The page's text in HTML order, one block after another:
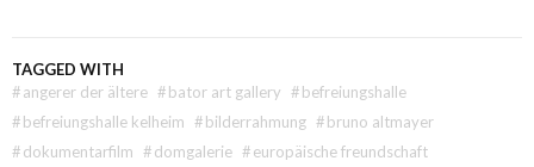
TAGGED WITH
#angerer der ältere #bator art gallery #befreiungshalle
#befreiungshalle kelheim #bilderrahmung #bruno altmayer
#dokumentarfilm #domgalerie #europäische freundschaft